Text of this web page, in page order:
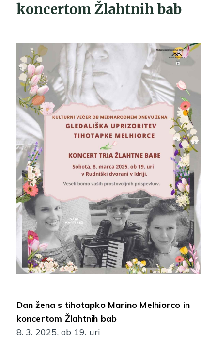
koncertom Žlahtnih bab
Dan žena s tihotapko Marino Melhiorco in
koncertom Žlahtnih bab
8. 3. 2025, ob 19. uri